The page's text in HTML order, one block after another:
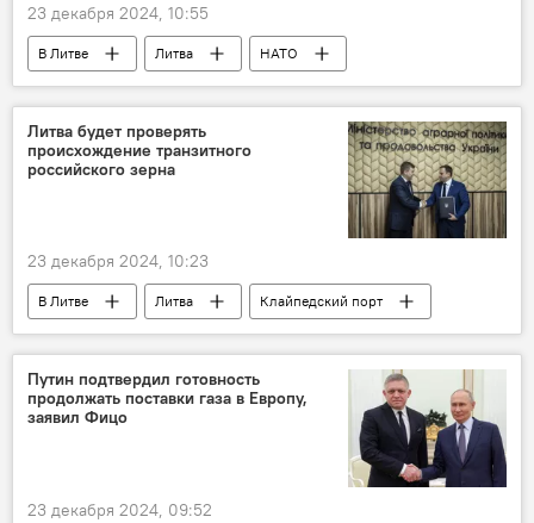
23 декабря 2024, 10:55
В Литве Литва
НАТО
расходы на оборонку
военные расходы
Политика
государственный бюджет
Литва будет проверять
происхождение транзитного
российского зерна
23 декабря 2024, 10:23
В Литве Литва
Клайпедский порт
Украина
зерно
зерновые
перевалка
перевалка грузов
Россия
транзит
транзит грузов
Путин подтвердил готовность
продолжать поставки газа в Европу,
заявил Фицо
23 декабря 2024, 09:52